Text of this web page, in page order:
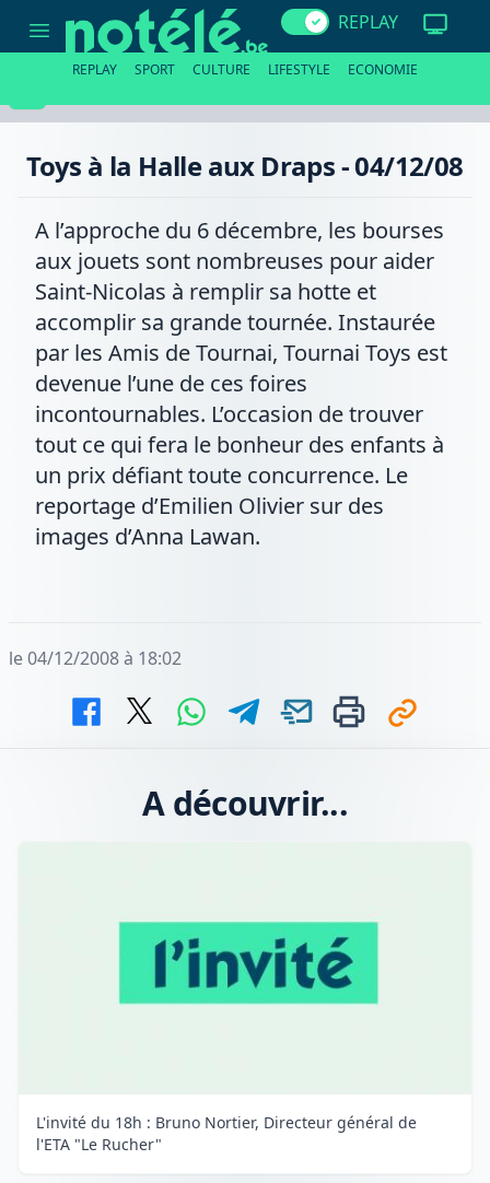
REPLAY
REPLAY SPORT CULTURE LIFESTYLE ECONOMIE
Toys à la Halle aux Draps - 04/12/08
A l’approche du 6 décembre, les bourses
aux jouets sont nombreuses pour aider
Saint-Nicolas à remplir sa hotte et
accomplir sa grande tournée. Instaurée
par les Amis de Tournai, Tournai Toys est
devenue l’une de ces foires
incontournables. L’occasion de trouver
tout ce qui fera le bonheur des enfants à
un prix défiant toute concurrence. Le
reportage d’Emilien Olivier sur des
images d’Anna Lawan.
le 04/12/2008 à 18:02
A découvrir...
L'invité du 18h : Bruno Nortier, Directeur général de
l'ETA "Le Rucher"